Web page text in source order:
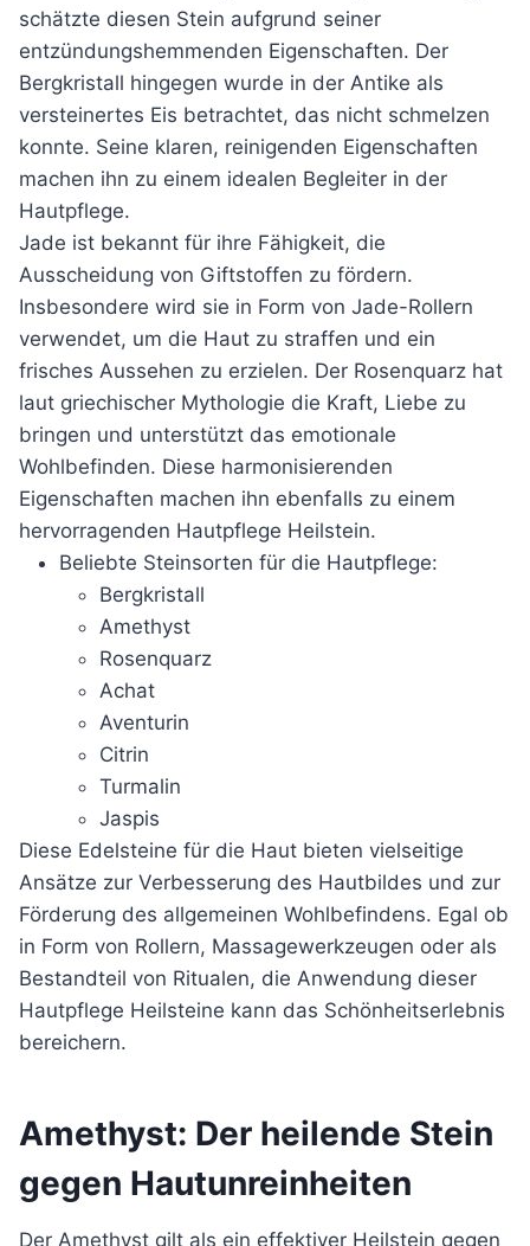
schätzte diesen Stein aufgrund seiner
entzündungshemmenden Eigenschaften. Der
Bergkristall hingegen wurde in der Antike als
versteinertes Eis betrachtet, das nicht schmelzen
konnte. Seine klaren, reinigenden Eigenschaften
machen ihn zu einem idealen Begleiter in der
Hautpflege.
Jade ist bekannt für ihre Fähigkeit, die
Ausscheidung von Giftstoffen zu fördern.
Insbesondere wird sie in Form von Jade-Rollern
verwendet, um die Haut zu straffen und ein
frisches Aussehen zu erzielen. Der Rosenquarz hat
laut griechischer Mythologie die Kraft, Liebe zu
bringen und unterstützt das emotionale
Wohlbefinden. Diese harmonisierenden
Eigenschaften machen ihn ebenfalls zu einem
hervorragenden Hautpflege Heilstein.
Beliebte Steinsorten für die Hautpflege:
Bergkristall
Amethyst
Rosenquarz
Achat
Aventurin
Citrin
Turmalin
Jaspis
Diese Edelsteine für die Haut bieten vielseitige
Ansätze zur Verbesserung des Hautbildes und zur
Förderung des allgemeinen Wohlbefindens. Egal ob
in Form von Rollern, Massagewerkzeugen oder als
Bestandteil von Ritualen, die Anwendung dieser
Hautpflege Heilsteine kann das Schönheitserlebnis
bereichern.
Amethyst: Der heilende Stein
gegen Hautunreinheiten
Der Amethyst gilt als ein effektiver Heilstein gegen